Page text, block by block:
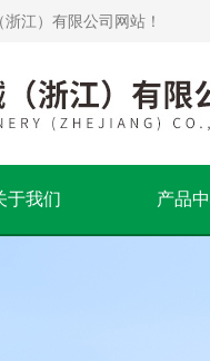
江）有限公司网站！
于我们 产品